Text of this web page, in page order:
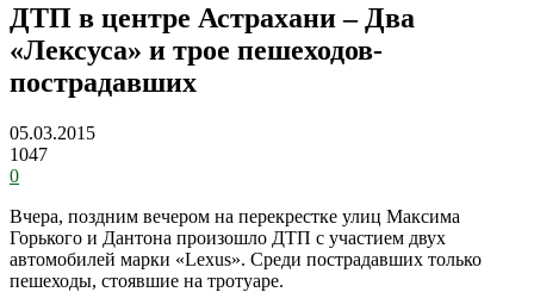
ДТП в центре Астрахани – Два
«Лексуса» и трое пешеходов-
пострадавших
05.03.2015
1047
0
Вчера, поздним вечером на перекрестке улиц Максима
Горького и Дантона произошло ДТП с участием двух
автомобилей марки «Lexus». Среди пострадавших только
пешеходы, стоявшие на тротуаре.